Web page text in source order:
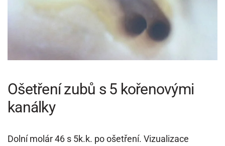
Ošetření zubů s 5 kořenovými
kanálky
Dolní molár 46 s 5k.k. po ošetření. Vizualizace